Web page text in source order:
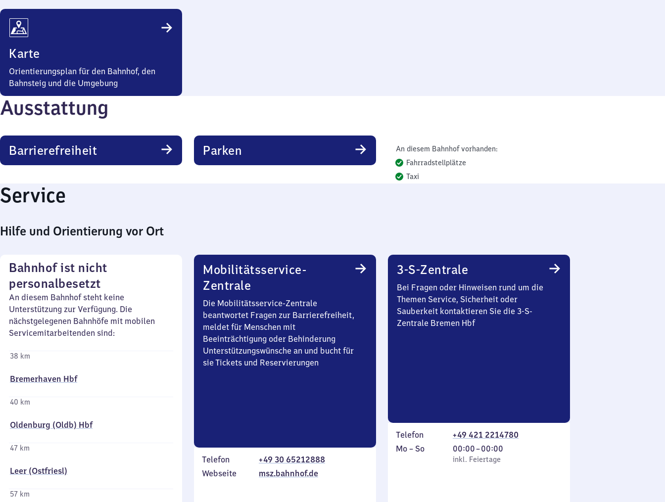
Karte
Orientierungsplan für den Bahnhof, den
Bahnsteig und die Umgebung
Ausstattung
Barrierefreiheit Parken
An diesem Bahnhof vorhanden:
Fahrradstellplätze
Taxi
Service
Hilfe und Orientierung vor Ort
Bahnhof ist nicht
personalbesetzt
An diesem Bahnhof steht keine
Unterstützung zur Verfügung. Die
nächstgelegenen Bahnhöfe mit mobilen
Servicemitarbeitenden sind:
38 km
Bremerhaven Hbf
40 km
Oldenburg (Oldb) Hbf
47 km
Leer (Ostfriesl)
57 km
Mobilitätsservice-
Zentrale
Die Mobilitätsservice-Zentrale
beantwortet Fragen zur Barrierefreiheit,
meldet für Menschen mit
Beeinträchtigung oder Behinderung
Unterstützungswünsche an und bucht für
sie Tickets und Reservierungen
Telefon
+49 30 65212888
Webseite
msz.bahnhof.de
3-S-Zentrale
Bei Fragen oder Hinweisen rund um die
Themen Service, Sicherheit oder
Sauberkeit kontaktieren Sie die 3-S-
Zentrale Bremen Hbf
Telefon
+49 421 2214780
Montag
Mo – So,
inkl. Feiertage
00:00–00:00
Von
0
inkl. Feiertage